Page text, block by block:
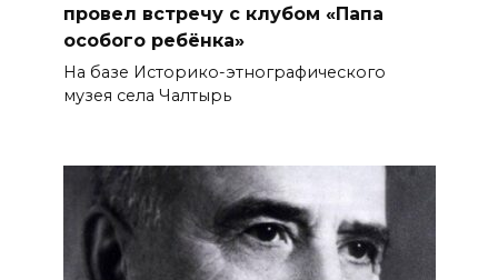
провел встречу с клубом «Папа
особого ребёнка»
На базе Историко-этнографического
музея села Чалтырь